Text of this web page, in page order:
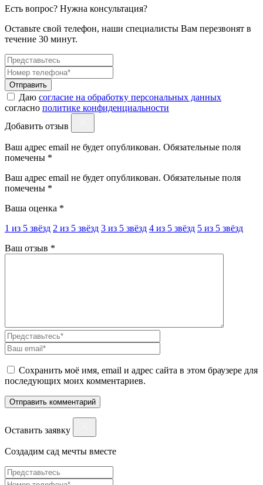
Есть вопрос? Нужна консультация?
Оставьте свой телефон, наши специалисты Вам перезвонят в
течение 30 минут.
Отправить
Даю согласие на обработку персональных данных
согласно политике конфиденциальности
Добавить отзыв
Ваш адрес email не будет опубликован. Обязательные поля
помечены *
Ваш адрес email не будет опубликован. Обязательные поля
помечены *
Ваша оценка *
1 из 5 звёзд 2 из 5 звёзд 3 из 5 звёзд 4 из 5 звёзд 5 из 5 звёзд
Ваш отзыв *
Сохранить моё имя, email и адрес сайта в этом браузере для
последующих моих комментариев.
Оставить заявку
Создадим сад мечты вместе